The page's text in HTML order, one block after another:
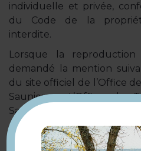
individuelle et privée,
du Code de la
interdite.
Lorsque la
demandé la mention
du site officiel de l’Office
Saunier ». L’Office de
Saunier se réserve le
désapprouver toute